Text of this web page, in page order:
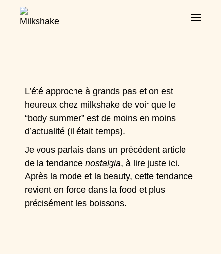
L’été approche à grands pas et on est
heureux chez milkshake de voir que le
“body summer” est de moins en moins
d’actualité (il était temps).
Je vous parlais dans un précédent article
de la tendancenostalgia, à lire juste ici.
Après la mode et la beauty, cette tendance
revient en force dans la food et plus
précisément les boissons.